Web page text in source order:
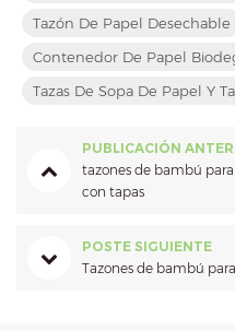
Tazón De Papel Desechable
Contenedor De Papel
Tazas De Sopa De Papel Y
PUBLICACIÓN
tazones de bambú
con tapas
POSTE SIGUIENTE
Tazones de bambú